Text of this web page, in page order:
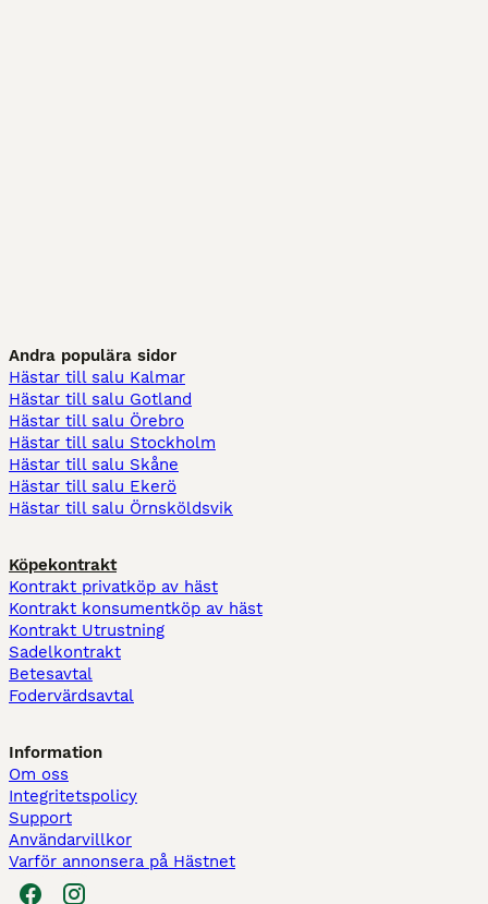
Andra populära sidor
Hästar till salu Kalmar
Hästar till salu Gotland
Hästar till salu Örebro
Hästar till salu Stockholm
Hästar till salu Skåne
Hästar till salu Ekerö
Hästar till salu Örnsköldsvik
Köpekontrakt
Kontrakt privatköp av häst
Kontrakt konsumentköp av häst
Kontrakt Utrustning
Sadelkontrakt
Betesavtal
Fodervärdsavtal
Information
Om oss
Integritetspolicy
Support
Användarvillkor
Varför annonsera på Hästnet